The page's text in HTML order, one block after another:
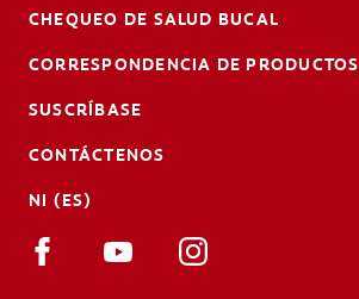
CHEQUEO DE SALUD BUCAL
CORRESPONDENCIA DE PRODUCTOS
SUSCRÍBASE
CONTÁCTENOS
NI (ES)